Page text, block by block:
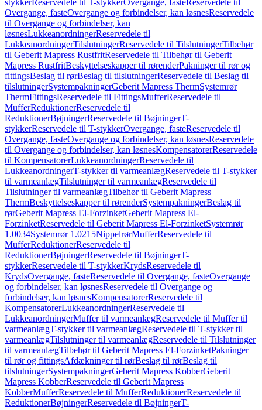
stykkerReservedele til T-stykkerOvergange, fasteReservedele til
Overgange, fasteOvergange og forbindelser, kan løsnesReservedele
til Overgange og forbindelser, kan
løsnesLukkeanordningerReservedele til
LukkeanordningerTilslutningerReservedele til TilslutningerTilbehør
til Geberit Mapress RustfritReservedele til Tilbehør til Geberit
Mapress RustfritBeskyttelseskapper til rørenderPakninger til rør og
fittingsBeslag til rørBeslag til tilslutningerReservedele til Beslag til
tilslutningerSystempakningerGeberit Mapress ThermSystemrør
ThermFittingsReservedele til FittingsMufferReservedele til
MufferReduktionerReservedele til
ReduktionerBøjningerReservedele til BøjningerT-
stykkerReservedele til T-stykkerOvergange, fasteReservedele til
Overgange, fasteOvergange og forbindelser, kan løsnesReservedele
til Overgange og forbindelser, kan løsnesKompensatorerReservedele
til KompensatorerLukkeanordningerReservedele til
LukkeanordningerT-stykker til varmeanlægReservedele til T-stykker
til varmeanlægTilslutninger til varmeanlægReservedele til
Tilslutninger til varmeanlægTilbehør til Geberit Mapress
ThermBeskyttelseskapper til rørenderSystempakningerBeslag til
rørGeberit Mapress El-ForzinketGeberit Mapress El-
ForzinketReservedele til Geberit Mapress El-ForzinketSystemrør
1.0034Systemrør 1.0215NippelrørMufferReservedele til
MufferReduktionerReservedele til
ReduktionerBøjningerReservedele til BøjningerT-
stykkerReservedele til T-stykkerKrydsReservedele til
KrydsOvergange, fasteReservedele til Overgange, fasteOvergange
og forbindelser, kan løsnesReservedele til Overgange og
forbindelser, kan løsnesKompensatorerReservedele til
KompensatorerLukkeanordningerReservedele til
LukkeanordningerMuffer til varmeanlægReservedele til Muffer til
varmeanlægT-stykker til varmeanlægReservedele til T-stykker til
varmeanlægTilslutninger til varmeanlægReservedele til Tilslutninger
til varmeanlægTilbehør til Geberit Mapress El-ForzinketPakninger
til rør og fittingsAfdækninger til rørBeslag til rørBeslag til
tilslutningerSystempakningerGeberit Mapress KobberGeberit
Mapress KobberReservedele til Geberit Mapress
KobberMufferReservedele til MufferReduktionerReservedele til
ReduktionerBøjningerReservedele til BøjningerT-